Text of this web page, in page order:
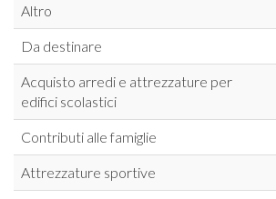
Altro
Da destinare
Acquisto arredi e attrezzature per
edifici scolastici
Contributi alle famiglie
Attrezzature sportive